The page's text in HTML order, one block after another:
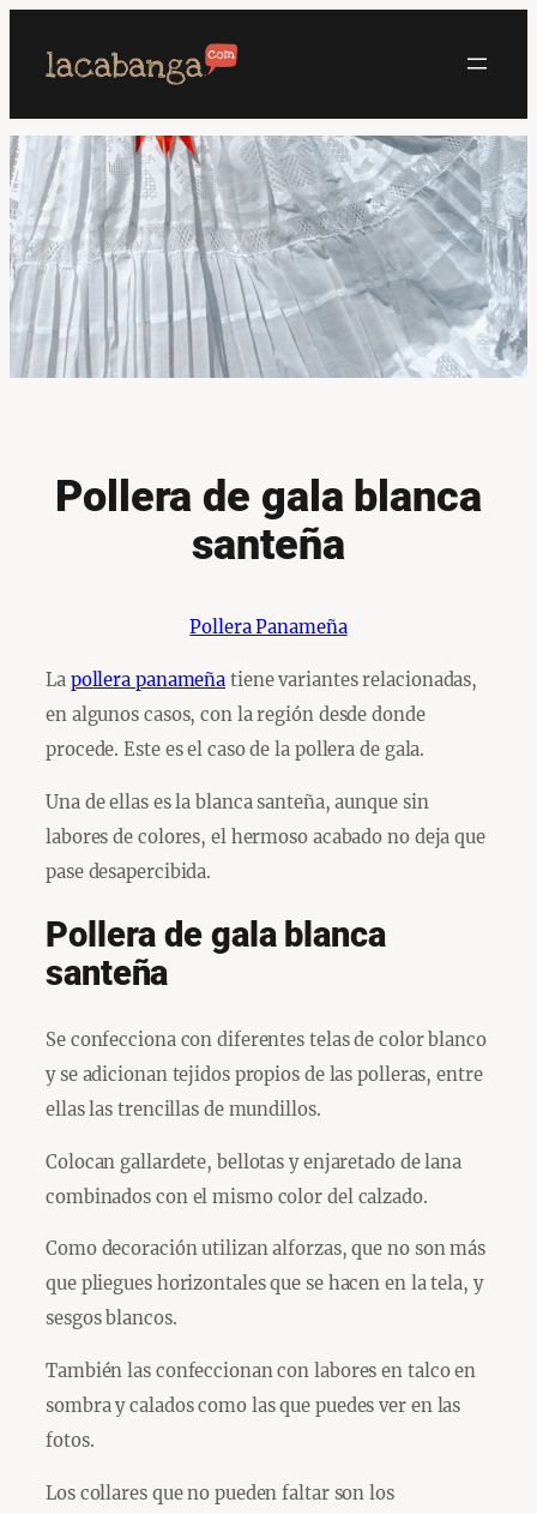
Pollera de gala blanca
santeña
Pollera Panameña
La pollera panameña tiene variantes relacionadas,
en algunos casos, con la región desde donde
procede. Este es el caso de la pollera de gala.
Una de ellas es la blanca santeña, aunque sin
labores de colores, el hermoso acabado no deja que
pase desapercibida.
Pollera de gala blanca
santeña
Se confecciona con diferentes telas de color blanco
y se adicionan tejidos propios de las polleras, entre
ellas las trencillas de mundillos.
Colocan gallardete, bellotas y enjaretado de lana
combinados con el mismo color del calzado.
Como decoración utilizan alforzas, que no son más
que pliegues horizontales que se hacen en la tela, y
sesgos blancos.
También las confeccionan con labores en talco en
sombra y calados como las que puedes ver en las
fotos.
Los collares que no pueden faltar son los